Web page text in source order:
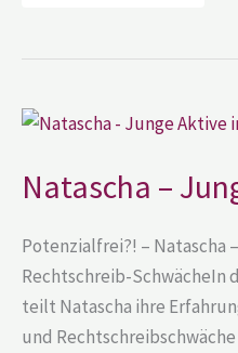
Natascha –
Potenzialfrei?! – Natascha
Rechtschreib-SchwächeIn
teilt Natascha ihre
und
Natascha
–
im
BVL